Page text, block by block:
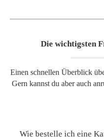
Die wichtigsten
Einen schnellen Überblick
Gern kannst du aber auch
Wie bestelle ich eine